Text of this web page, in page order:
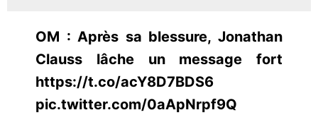
OM : Après sa blessure, Jonathan
Clauss lâche un message fort
https://t.co/acY8D7BDS6
pic.twitter.com/0aApNrpf9Q